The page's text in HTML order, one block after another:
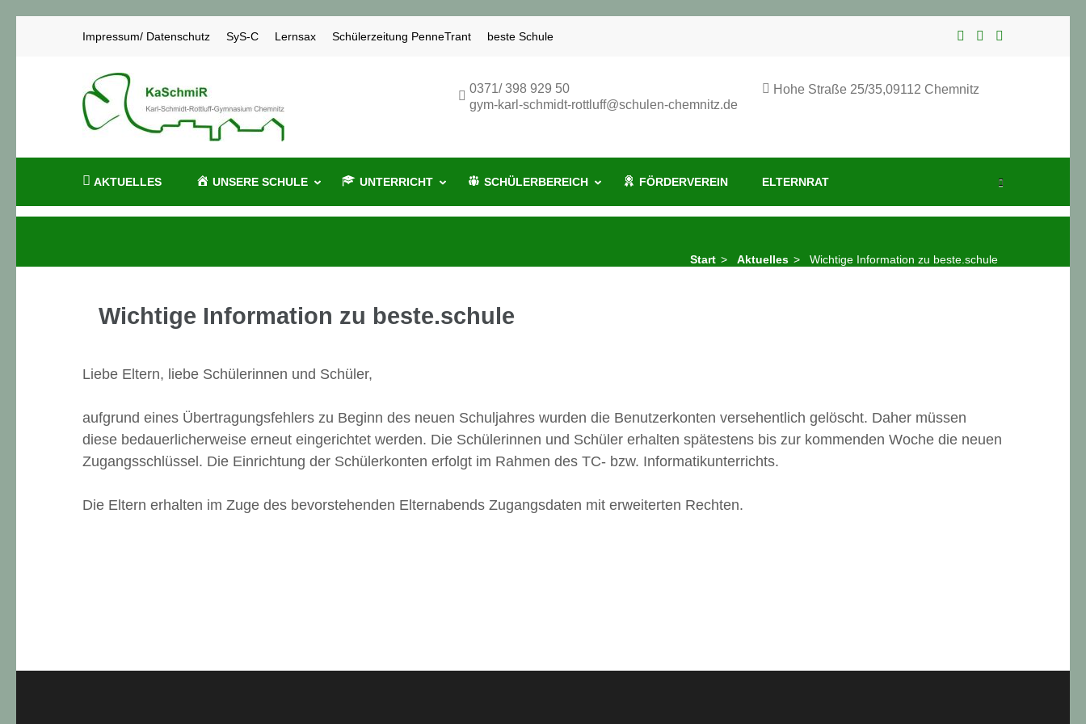
Impressum/ Datenschutz SyS-C Lernsax Schülerzeitung PenneTrant beste Schule
Hohe Straße 25/35,09112 Chemnitz
0371/ 398 929 50
gym-karl-schmidt-rottluff@schulen-chemnitz.de
AKTUELLES UNSERE SCHULE UNTERRICHT SCHÜLERBEREICH FÖRDERVEREIN ELTERNRAT
Start > Aktuelles > Wichtige Information zu beste.schule
Wichtige Information zu beste.schule
Liebe Eltern, liebe Schülerinnen und Schüler,
aufgrund eines Übertragungsfehlers zu Beginn des neuen Schuljahres wurden die Benutzerkonten versehentlich gelöscht. Daher müssen
diese bedauerlicherweise erneut eingerichtet werden. Die Schülerinnen und Schüler erhalten spätestens bis zur kommenden Woche die neuen
Zugangsschlüssel. Die Einrichtung der Schülerkonten erfolgt im Rahmen des TC- bzw. Informatikunterrichts.
Die Eltern erhalten im Zuge des bevorstehenden Elternabends Zugangsdaten mit erweiterten Rechten.